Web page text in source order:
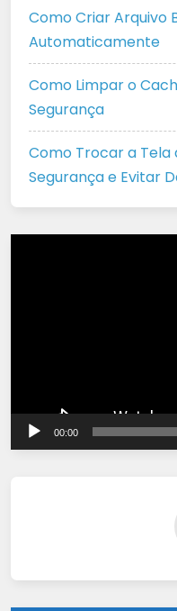
Como Criar Arquivo
Automaticamente
Como Limpar o
Segurança
Como Trocar a
Segurança e Evitar
00:00